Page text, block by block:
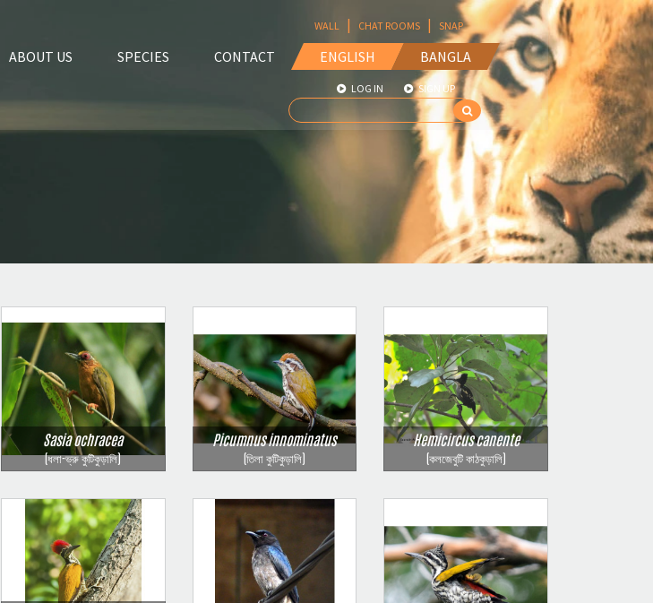
ABOUT US SPECIES CONTACT ENGLISH BANGLA
WALL | CHAT ROOMS | SNAP
LOG IN SIGN UP
Sasia ochracea
(ধলা-ভ্রু কুটিকুড়ালি)
Picumnus innominatus
(তিলা কুটিকুড়ালি)
Hemicircus canente
(কলজেবুটি কাঠকুড়ালি)